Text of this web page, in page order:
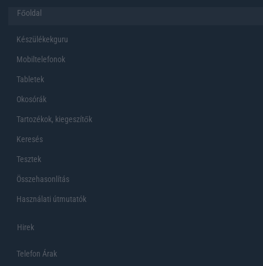
Főoldal
Készülékekguru
Mobiltelefonok
Tabletek
Okosórák
Tartozékok, kiegeszítők
Keresés
Tesztek
Összehasonlítás
Használati útmutatók
Hirek
Telefon Árak